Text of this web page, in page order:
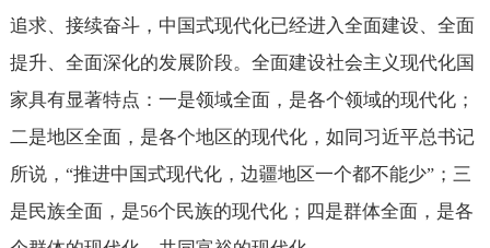
追求、接续奋斗，中国式现代化已经进入全面建设、全面
提升、全面深化的发展阶段。全面建设社会主义现代化国
家具有显著特点：一是领域全面，是各个领域的现代化；
二是地区全面，是各个地区的现代化，如同习近平总书记
所说， “推进中国式现代化，边疆地区一个都不能少”；三
是民族全面，是56个民族的现代化；四是群体全面，是各